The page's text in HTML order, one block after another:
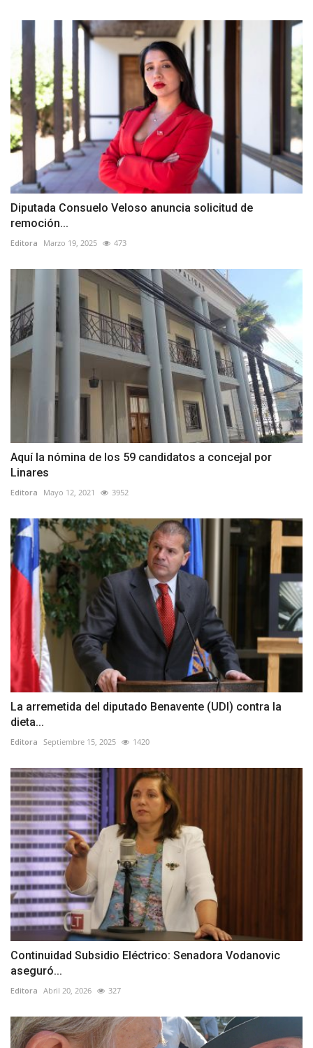
Diputada Consuelo Veloso anuncia solicitud de
remoción...
Editora Marzo 19, 2025 473
Aquí la nómina de los 59 candidatos a concejal por
Linares
Editora Mayo 12, 2021 3952
La arremetida del diputado Benavente (UDI) contra la
dieta...
Editora Septiembre 15, 2025 1420
Continuidad Subsidio Eléctrico: Senadora Vodanovic
aseguró...
Editora Abril 20, 2026 327